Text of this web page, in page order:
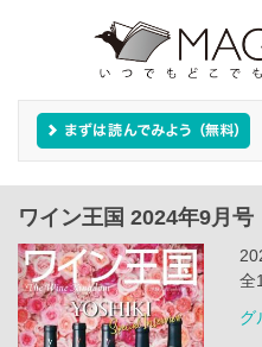
ワイン王国 2024年9月号
全
グ